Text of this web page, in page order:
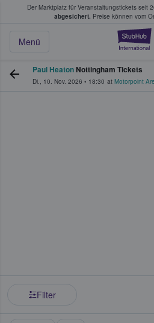
Der Marktplatz für Veranstaltungstickets seit
abgesichert. Preise können vom
Menü
Tickets kaufen &
Paul Heaton Nottingham Tickets
Di., 10. Nov. 2026 • 18:30 at Motorpoint
Filter